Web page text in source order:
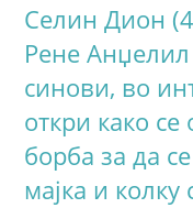
Селин Дион
Рене
синови, во
откри како се
борба за да
мајка и колку